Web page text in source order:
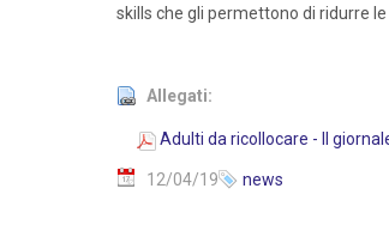
skills che gli permettono di ridurre
Allegati:
Adulti da ricollocare - Il
12/04/19 news